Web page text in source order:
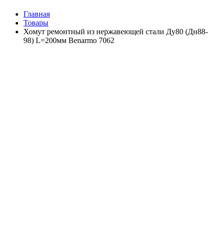
Главная
Товары
Хомут ремонтный из нержавеющей стали Ду80 (Дн88-
98) L=200мм Benarmo 7062